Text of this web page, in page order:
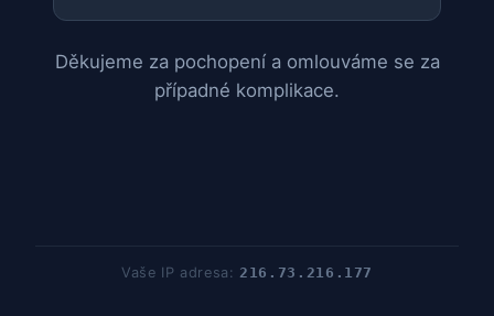
Děkujeme za pochopení a omlouváme se za
případné komplikace.
Vaše IP adresa:216.73.216.177